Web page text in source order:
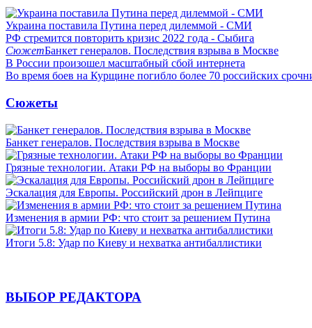
Украина поставила Путина перед дилеммой - СМИ
РФ стремится повторить кризис 2022 года - Сыбига
СюжетБанкет генералов. Последствия взрыва в Москве
В России произошел масштабный сбой интернета
Во время боев на Курщине погибло более 70 российских
Сюжеты
Банкет генералов. Последствия взрыва в Москве
Грязные технологии. Атаки РФ на выборы во Франции
Эскалация для Европы. Российский дрон в Лейпциге
Изменения в армии РФ: что стоит за решением Путина
Итоги 5.8: Удар по Киеву и нехватка антибаллистики
ВЫБОР РЕДАКТОРА